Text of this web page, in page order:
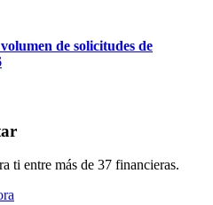
de solicitudes de
ti entre más de 37 financieras.